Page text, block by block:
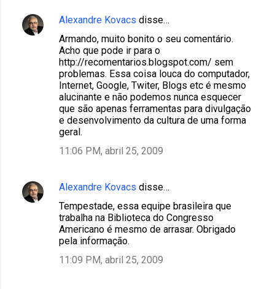
Alexandre Kovacs disse…
Armando, muito bonito o seu comentário.
Acho que pode ir para o
http://recomentarios.blogspot.com/ sem
problemas. Essa coisa louca do computador,
Internet, Google, Twiter, Blogs etc é mesmo
alucinante e não podemos nunca esquecer
que são apenas ferramentas para divulgação
e desenvolvimento da cultura de uma forma
geral.
11:06 PM, abril 25, 2009
Alexandre Kovacs disse…
Tempestade, essa equipe brasileira que
trabalha na Biblioteca do Congresso
Americano é mesmo de arrasar. Obrigado
pela informação.
11:09 PM, abril 25, 2009